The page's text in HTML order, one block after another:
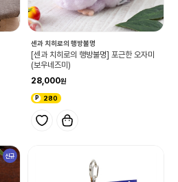
센과 치히로의 행방불명
[센과 치히로의 행방불명] 포근한 오자미
(보우네즈미)
28,000
280
신규